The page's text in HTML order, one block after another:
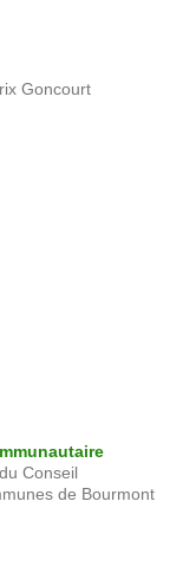
Goncourt
Conseil
de Bourmont